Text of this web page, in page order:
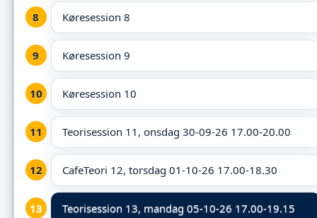
Køresession 8
Køresession 9
Køresession 10
Teorisession 11, onsdag 30-09-26 17.00-20.00
CafeTeori 12, torsdag 01-10-26 17.00-18.30
Teorisession 13, mandag 05-10-26 17.00-19.15